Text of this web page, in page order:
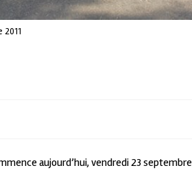
2011
aujourd’hui, vendredi 23 septembre